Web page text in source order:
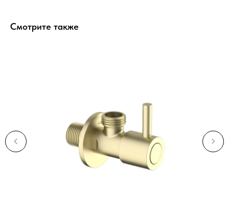
Смотрите также